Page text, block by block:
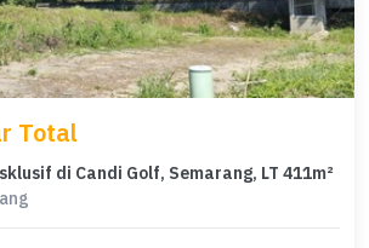
Total
di Candi Golf, Semarang, LT 411m²